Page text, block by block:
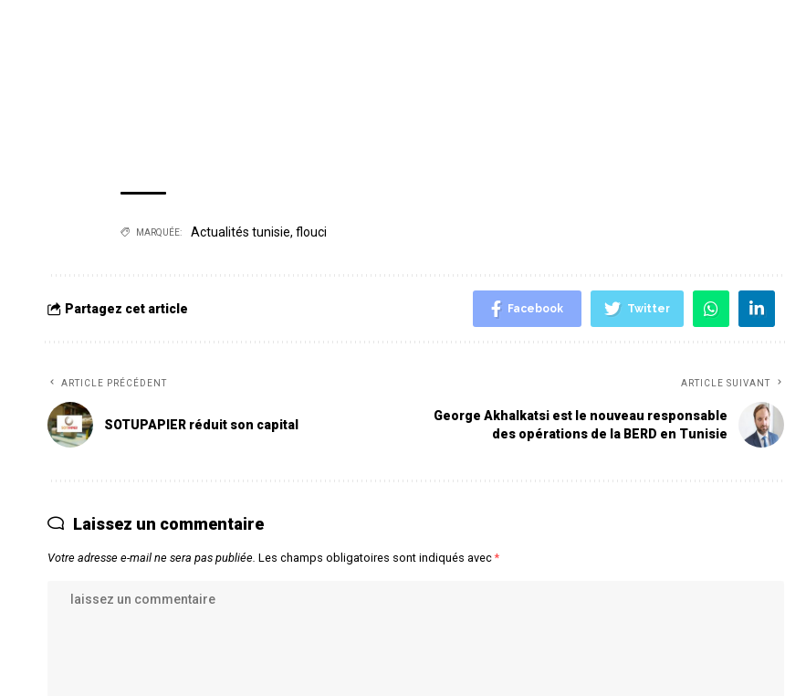
MARQUÉE: Actualités tunisie, flouci
Partagez cet article Facebook Twitter
ARTICLE PRÉCÉDENT
SOTUPAPIER réduit son capital
ARTICLE SUIVANT
George Akhalkatsi est le nouveau responsable
des opérations de la BERD en Tunisie
Laissez un commentaire
Votre adresse e-mail ne sera pas publiée. Les champs obligatoires sont indiqués avec*